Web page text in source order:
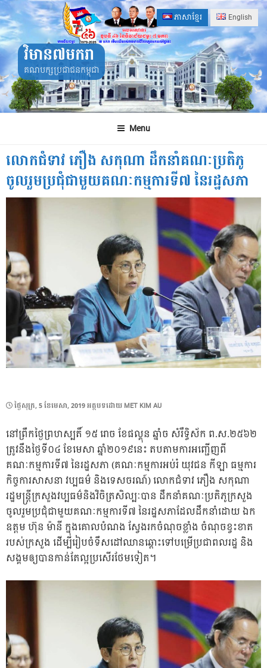
Skip
to
content
ភាសាខ្មែរ English
វិមាន៧មករា
គណបក្សប្រជាជនកម្ពុជា
Menu
លោកជំទាវ ភឿង សកុណា ដឹកនាំគណៈប្រតិភូ
ចូលរួមប្រជុំជាមួយគណៈកម្មការទី៧ នៃរដ្ឋសភា
POSTED
ថ្ងៃ​សុក្រ, 5 ខែ​មេសា, 2019អត្ថបទដោយ MET KIM AU
នៅព្រឹកថ្ងៃព្រហស្បតិ៍ ១៥ រោច ខែផល្គុន ឆ្នាំច សំរឹទ្ធិស័ក ព.ស.២៥៦២
ត្រូវនឹងថ្ងៃទី០៤ ខែមេសា ឆ្នាំ២០១៩នេះ តបតាមការអញ្ជើញពី
គណៈកម្មការទី៧ នៃរដ្ឋសភា (គណៈកម្មការអប់រំ យុវជន កីឡា ធម្មការ
កិច្ចការសាសនា វប្បធម៌ និងទេសចរណ៍) លោកជំទាវ ភឿង សកុណា
រដ្ឋមន្រ្តីក្រសួងវប្បធម៌និងវិចិត្រសិល្បៈបាន ដឹកនាំគណៈប្រតិភូក្រសួង
ចូលរួមប្រជុំជាមួយគណៈកម្មការទី៧ នៃរដ្ឋសភាដែលដឹកនាំដោយ ឯក
ឧត្តម ហ៊ុន ម៉ានី ក្នុងគោលបំណង ស្វែងរកចំណុចខ្លាំង ចំណុចខ្វះខាត
របស់ក្រសួង ដើម្បីរៀបចំទឹសដៅឈានឆ្ពោះទៅបម្រើប្រជាពលរដ្ឋ និង
សង្គមឲ្យបានកាន់តែល្អប្រសើរថែមទៀត។